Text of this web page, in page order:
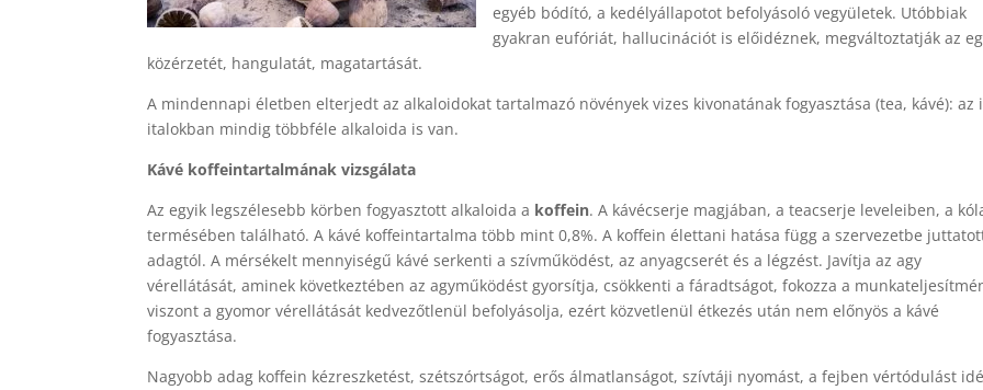
egyéb bódító, a kedélyállapotot befolyásoló vegyületek. Utóbbiak
gyakran eufóriát, hallucinációt is előidéznek, megváltoztatják az
közérzetét, hangulatát, magatartását.
A mindennapi életben elterjedt az alkaloidokat tartalmazó növények vizes kivonatának fogyasztása (tea, kávé): az
italokban mindig többféle alkaloida is van.
Kávé koffeintartalmának vizsgálata
Az egyik legszélesebb körben fogyasztott alkaloida a koffein. A kávécserje magjában, a teacserje leveleiben, a
termésében található. A kávé koffeintartalma több mint 0,8%. A koffein élettani hatása függ a szervezetbe
adagtól. A mérsékelt mennyiségű kávé serkenti a szívműködést, az anyagcserét és a légzést. Javítja az agy
vérellátását, aminek következtében az agyműködést gyorsítja, csökkenti a fáradtságot, fokozza a
viszont a gyomor vérellátását kedvezőtlenül befolyásolja, ezért közvetlenül étkezés után nem előnyös a kávé
fogyasztása.
Nagyobb adag koffein kézreszketést, szétszórtságot, erős álmatlanságot, szívtáji nyomást, a fejben vértódulást